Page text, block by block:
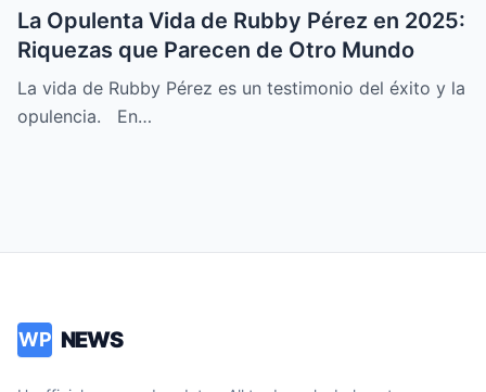
La Opulenta Vida de Rubby Pérez en 2025:
Riquezas que Parecen de Otro Mundo
La vida de Rubby Pérez es un testimonio del éxito y la
opulencia. En…
WP NEWS